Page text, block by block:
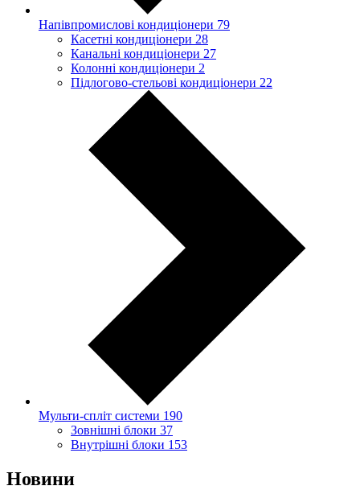
Напівпромислові кондиціонери 79
Касетні кондиціонери 28
Канальні кондиціонери 27
Колонні кондиціонери 2
Підлогово-стельові кондиціонери 22
Мульти-спліт системи 190
Зовнішні блоки 37
Внутрішні блоки 153
Новини